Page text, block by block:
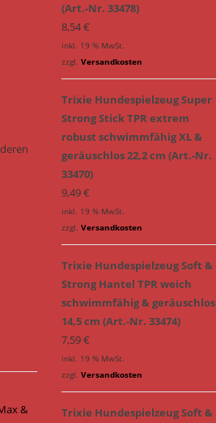
&
(Art.-Nr. 33478)
8,54€
inkl. 19 % MwSt.
zzgl. Versandkosten
Trixie Hundespielzeug Super
Strong Stick TPR extrem
robust schwimmfähig XL &
geräuschlos 22,2 cm (Art.-Nr.
33470)
9,49€
inkl. 19 % MwSt.
zzgl. Versandkosten
Trixie Hundespielzeug Soft &
Strong Hantel TPR weich
schwimmfähig & geräuschlos
14,5 cm (Art.-Nr. 33474)
7,59€
inkl. 19 % MwSt.
zzgl. Versandkosten
Trixie Hundespielzeug Soft &